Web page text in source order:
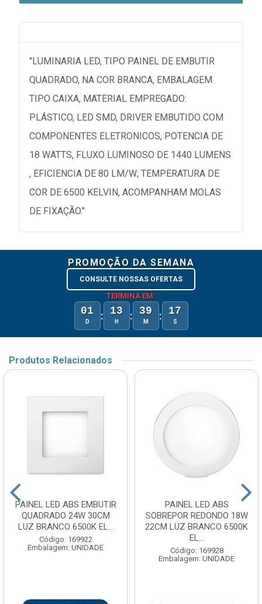
"LUMINARIA LED, TIPO PAINEL DE EMBUTIR
QUADRADO, NA COR BRANCA, EMBALAGEM
TIPO CAIXA, MATERIAL EMPREGADO:
PLÁSTICO, LED SMD, DRIVER EMBUTIDO COM
COMPONENTES ELETRONICOS, POTENCIA DE
18 WATTS, FLUXO LUMINOSO DE 1440 LUMENS
, EFICIENCIA DE 80 LM/W; TEMPERATURA DE
COR DE 6500 KELVIN, ACOMPANHAM MOLAS
DE FIXAÇÃO."
PROMOÇÃO DA SEMANA
CONSULTE NOSSAS OFERTAS
TERMINA EM:
01
D : 13
H : 39
M : 17
S
Produtos Relacionados
PAINEL LED ABS EMBUTIR
QUADRADO 24W 30CM
LUZ BRANCO 6500K EL...
Código: 169922
Embalagem: UNIDADE
PAINEL LED ABS
SOBREPOR REDONDO 18W
22CM LUZ BRANCO 6500K
EL...
Código: 169928
Embalagem: UNIDADE